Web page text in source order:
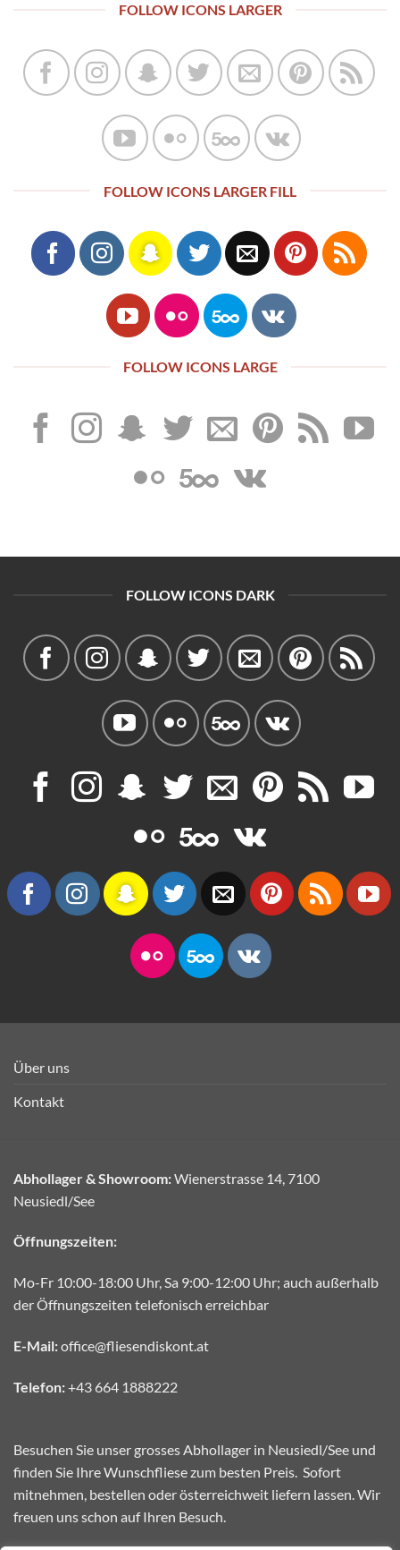
FOLLOW ICONS LARGER
FOLLOW ICONS LARGER FILL
FOLLOW ICONS LARGE
FOLLOW ICONS DARK
Über uns
Kontakt
Abhollager & Showroom:Wienerstrasse 14, 7100
Neusiedl/See
Öffnungszeiten:
Mo-Fr 10:00-18:00 Uhr, Sa 9:00-12:00 Uhr; auch außerhalb
der Öffnungszeiten telefonisch erreichbar
E-Mail:office@fliesendiskont.at
Telefon:+43 664 1888222
Besuchen Sie unser grosses Abhollager in Neusiedl/See und
finden Sie Ihre Wunschfliese zum besten Preis. Sofort
mitnehmen, bestellen oder österreichweit liefern lassen. Wir
freuen uns schon auf Ihren Besuch.